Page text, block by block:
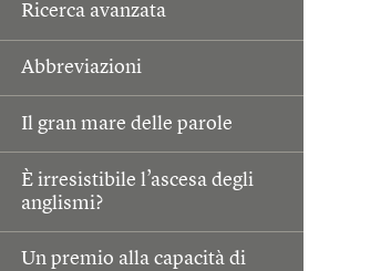
Ricerca avanzata
Abbreviazioni
Il gran mare delle parole
È irresistibile l’ascesa degli
anglismi?
Un premio alla capacità di